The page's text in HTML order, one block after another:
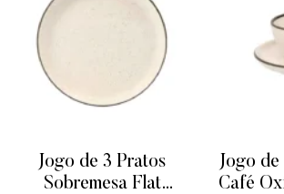
Jogo de 3 Pratos
Sobremesa Flat
Jogo
Café